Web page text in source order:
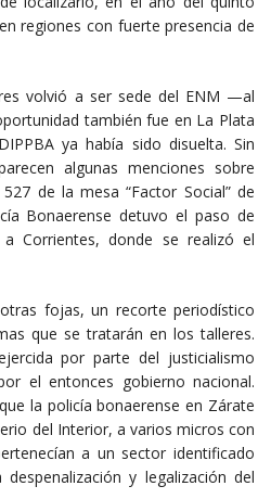
regiones con fuerte presencia de
volvió a ser sede del ENM —al
también fue en La Plata
ya había sido disuelta. Sin
algunas menciones sobre
de la mesa “Factor Social” de
Bonaerense detuvo el paso de
Corrientes, donde se realizó el
fojas, un recorte periodístico
que se tratarán en los talleres.
por parte del justicialismo
el entonces gobierno nacional.
la policía bonaerense en Zárate
del Interior, a varios micros con
a un sector identificado
y legalización del